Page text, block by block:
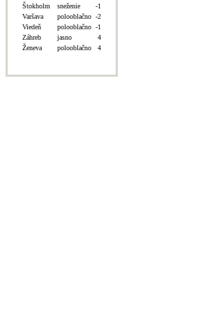
Štokholm
sneženie
-1
Varšava
polooblačno -2
Viedeň
polooblačno -1
Záhreb
jasno
4
Ženeva
polooblačno 4